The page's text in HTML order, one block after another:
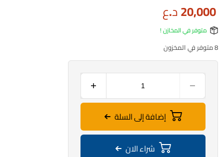
20,000د.ع
متوفر في المخازن !
8 متوفر في المخزون
إضافة إلى السلة
شراء الان